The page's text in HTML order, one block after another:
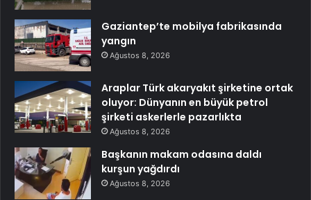
Gaziantep’te mobilya fabrikasında
yangın
Ağustos 8, 2026
Araplar Türk akaryakıt şirketine ortak
oluyor: Dünyanın en büyük petrol
şirketi askerlerle pazarlıkta
Ağustos 8, 2026
Başkanın makam odasına daldı
kurşun yağdırdı
Ağustos 8, 2026